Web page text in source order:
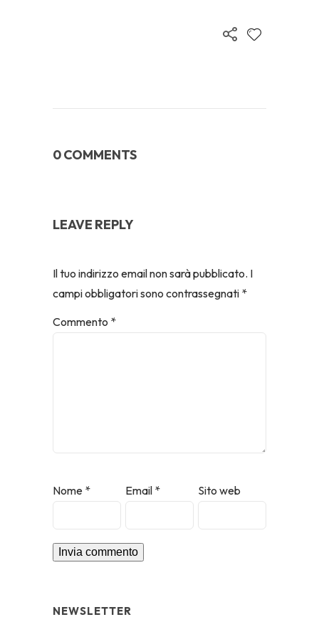
0 COMMENTS
LEAVE REPLY
Il tuo indirizzo email non sarà pubblicato. I
campi obbligatori sono contrassegnati *
Commento *
Nome * Email * Sito web
NEWSLETTER